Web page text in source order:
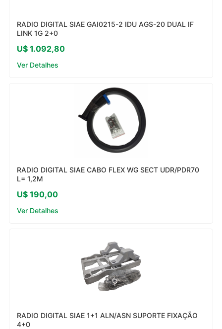
RADIO DIGITAL SIAE GAI0215-2 IDU AGS-20 DUAL IF
LINK 1G 2+0
U$ 1.092,80
Ver Detalhes
RADIO DIGITAL SIAE CABO FLEX WG SECT UDR/PDR70
L= 1,2M
U$ 190,00
Ver Detalhes
RADIO DIGITAL SIAE 1+1 ALN/ASN SUPORTE FIXAÇÃO
4+0